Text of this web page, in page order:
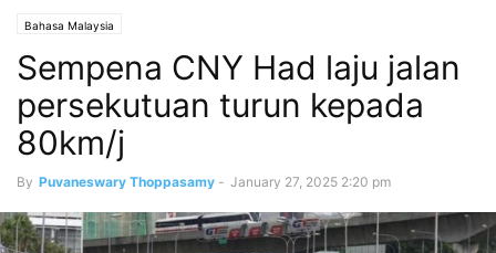
Bahasa Malaysia
Sempena CNY Had laju jalan
persekutuan turun kepada
80km/j
By Puvaneswary Thoppasamy - January 27, 2025 2:20 pm